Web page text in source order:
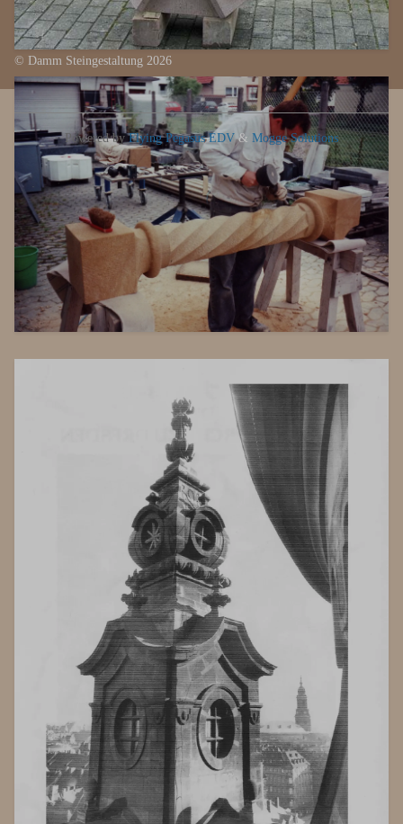
© Damm Steingestaltung 2026
Powered by Flying Pegasus EDV& Mogge Solutions